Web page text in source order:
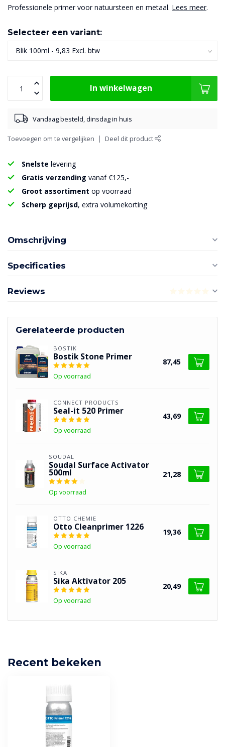
Professionele primer voor natuursteen en metaal. Lees meer.
Selecteer een variant:
In winkelwagen
Vandaag besteld, dinsdag in huis
Toevoegen om te vergelijken Deel dit product
Snelste levering
Gratis verzending vanaf €125,-
Groot assortiment op voorraad
Scherp geprijsd, extra volumekorting
Omschrijving
Specificaties
Reviews
Gerelateerde producten
BOSTIK
Bostik Stone Primer
Op voorraad
87,45
CONNECT PRODUCTS
Seal-it 520 Primer
Op voorraad
43,69
SOUDAL
Soudal Surface Activator
500ml
Op voorraad
21,28
OTTO CHEMIE
Otto Cleanprimer 1226
Op voorraad
19,36
SIKA
Sika Aktivator 205
Op voorraad
20,49
Recent bekeken